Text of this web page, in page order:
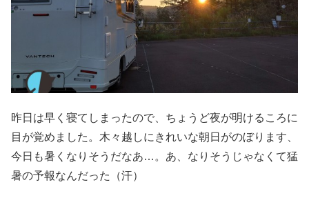
昨日は早く寝てしまったので、ちょうど夜が明けるころに
目が覚めました。木々越しにきれいな朝日がのぼります、
今日も暑くなりそうだなあ…。あ、なりそうじゃなくて猛
暑の予報なんだった（汗）